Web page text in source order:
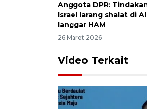
Anggota DPR: Tindakan
Israel larang shalat di
langgar HAM
26 Maret 2026
Video Terkait